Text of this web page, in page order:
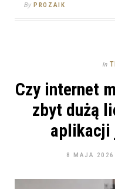
By PROZAIK
In
Czy internet
zbyt dużą
aplikacji
8 MAJA 2026